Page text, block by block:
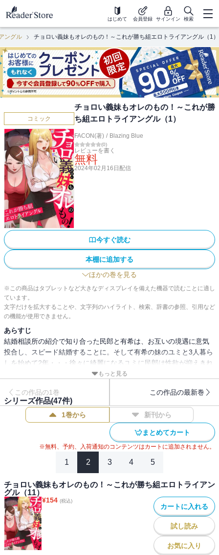
はじめて 会員登録 サインイン 検索
ングル チョロい義妹もオレのもの！～これが勝ち組エロトライアングル（1）
コミック
チョロい義妹もオレのもの！～これが勝
ち組エロトライアングル（1）
FACON(著) / Blazing Blue
(0)
レビューを書く
無料
2024年02月16日 配信
今すぐ読む
本棚に追加する
ほかの巻を見る
※この商品はタブレットなど大きなディスプレイを備えた機器で読むことに適し
ています。
文字だけを拡大することや、文字列のハイライト、検索、辞書の参照、引用など
の機能が使用できません。
あらすじ
結婚相談所の紹介で知り合った民郎と有希は、お互いの境遇に意気
投合し、スピード結婚することに。そして有希の妹のユミと3人暮ら
しを始めて2年・・・徐々に綺麗になるユミに民郎は性欲が抑えきれ
もっと見る
この作品の1巻 この作品の最新巻
シリーズ作品(47件)
1巻から 新刊から
まとめてカート
※無料、予約、入荷通知のコンテンツはカートに追加されません。
1 2 3 4 5
チョロい義妹もオレのもの！～これが勝ち組エロトライアン
グル（11）
¥154 (税込)
カートに入れる
試し読み
お気に入り